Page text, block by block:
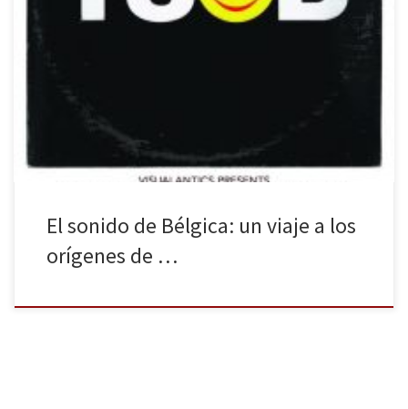
La explosión de la música electrónica ha sido tratada en libros
música popular décadas más tarde con la llegada […]
El sonido de Bélgica: un viaje a los
orígenes de …